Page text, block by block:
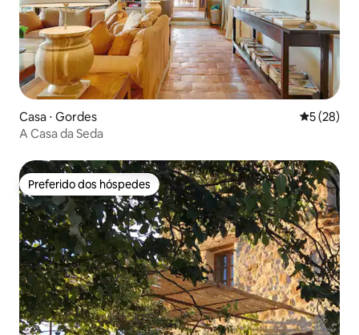
Casa ⋅ Gordes 5 de uma
5 (28)
A Casa da Seda
Preferido dos hóspedes
Preferido dos hóspedes